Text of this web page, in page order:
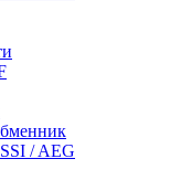
/ AEG